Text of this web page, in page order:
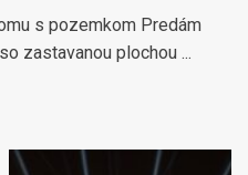
s pozemkom Predám
zastavanou plochou ...